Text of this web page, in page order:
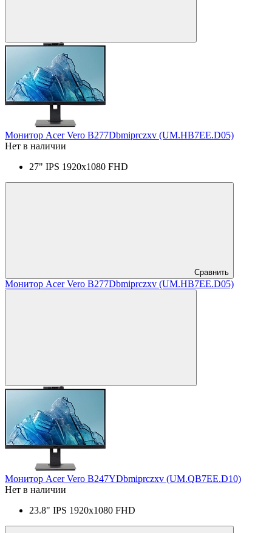
Монитор Acer Vero B277Dbmiprczxv (UM.HB7EE.D05)
Нет в наличии
27" IPS 1920x1080 FHD
Сравнить
Монитор Acer Vero B277Dbmiprczxv (UM.HB7EE.D05)
Монитор Acer Vero B247YDbmiprczxv (UM.QB7EE.D10)
Нет в наличии
23.8" IPS 1920x1080 FHD